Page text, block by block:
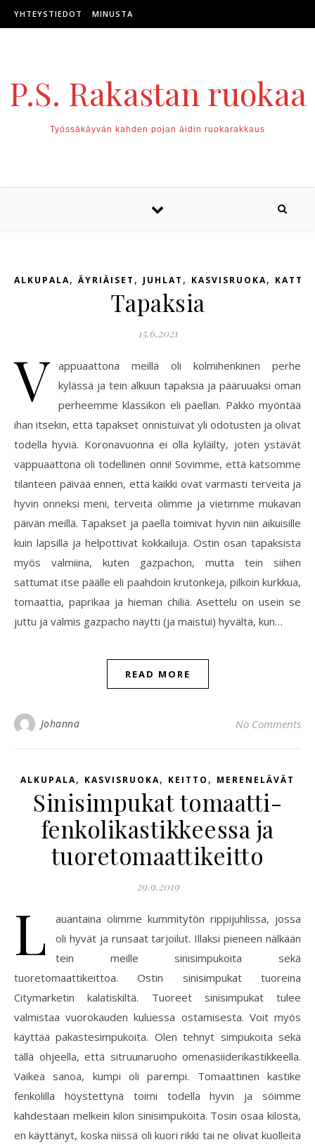
Skip to content
YHTEYSTIEDOT MINUSTA
P.S. Rakastan ruokaa
Työssäkäyvän kahden pojan äidin ruokarakkaus
ALKUPALA, ÄYRIÄISET , JUHLAT , KASVISRUOKA,
Tapaksia
15.6.2021
V appuaattona meillä oli kolmihenkinen perhe
kylässä ja tein alkuun tapaksia ja pääruuaksi oman
perheemme klassikon eli paellan. Pakko myöntää
ihan itsekin, että tapakset onnistuivat yli odotusten ja olivat
todella hyviä. Koronavuonna ei olla kyläilty, joten ystävät
vappuaattona oli todellinen onni! Sovimme, että katsomme
tilanteen päivää ennen, että kaikki ovat varmasti terveita ja
hyvin onneksi meni, terveitä olimme ja vietimme mukavan
päivän meillä. Tapakset ja paella toimivat hyvin niin aikuisille
kuin lapsilla ja helpottivat kokkailuja. Ostin osan tapaksista
myös valmiina, kuten gazpachon, mutta tein siihen
sattumat itse päälle eli paahdoin krutonkeja, pilkoin kurkkua,
tomaattia, paprikaa ja hieman chiliä. Asettelu on usein se
juttu ja valmis gazpacho näytti (ja maistui) hyvältä, kun…
READ MORE
Johanna No Comments
ALKUPALA, KASVISRUOKA, KEITTO , MERENELÄVÄT
Sinisimpukat tomaatti-
fenkolikastikkeessa ja
tuoretomaattikeitto
29.9.2019
L
auantaina olimme kummitytön rippijuhlissa, jossa
oli hyvät ja runsaat tarjoilut. Illaksi pieneen nälkään
tein meille sinisimpukoita sekä
tuoretomaattikeittoa. Ostin sinisimpukat tuoreina
Citymarketin kalatiskiltä. Tuoreet sinisimpukat tulee
valmistaa vuorokauden kuluessa ostamisesta. Voit myös
käyttää pakastesimpukoita. Olen tehnyt simpukoita sekä
tällä ohjeella, että sitruunaruoho omenasiiderikastikkeella.
Vaikea sanoa, kumpi oli parempi. Tomaattinen kastike
fenkolilla höystettynä toimi todella hyvin ja söimme
kahdestaan melkein kilon sinisimpukoita. Tosin osaa kilosta,
en käyttänyt, koska niissä oli kuori rikki tai ne olivat kuolleita